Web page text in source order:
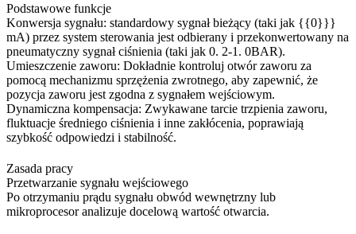
Podstawowe funkcje
Konwersja sygnału: standardowy sygnał bieżący (taki jak {{0}}}
mA) przez system sterowania jest odbierany i przekonwertowany na
pneumatyczny sygnał ciśnienia (taki jak 0. 2-1. 0BAR).
Umieszczenie zaworu: Dokładnie kontroluj otwór zaworu za
pomocą mechanizmu sprzężenia zwrotnego, aby zapewnić, że
pozycja zaworu jest zgodna z sygnałem wejściowym.
Dynamiczna kompensacja: Zwykawane tarcie trzpienia zaworu,
fluktuacje średniego ciśnienia i inne zakłócenia, poprawiają
szybkość odpowiedzi i stabilność.
Zasada pracy
Przetwarzanie sygnału wejściowego
Po otrzymaniu prądu sygnału obwód wewnętrzny lub
mikroprocesor analizuje docelową wartość otwarcia.